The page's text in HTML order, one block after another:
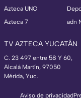
Azteca UNO
Azteca 7
adn
TV AZTECA YUCATÁN
C. 23 497 entre 58 Y 60,
Alcalá Martín, 97050
Mérida, Yuc.
Aviso de privacidad